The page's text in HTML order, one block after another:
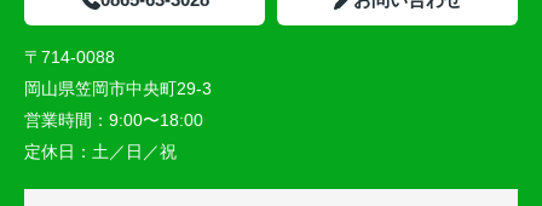
〒714-0088
岡山県笠岡市中央町29-3
営業時間： 9:00〜18:00
定休日： 土／日／祝